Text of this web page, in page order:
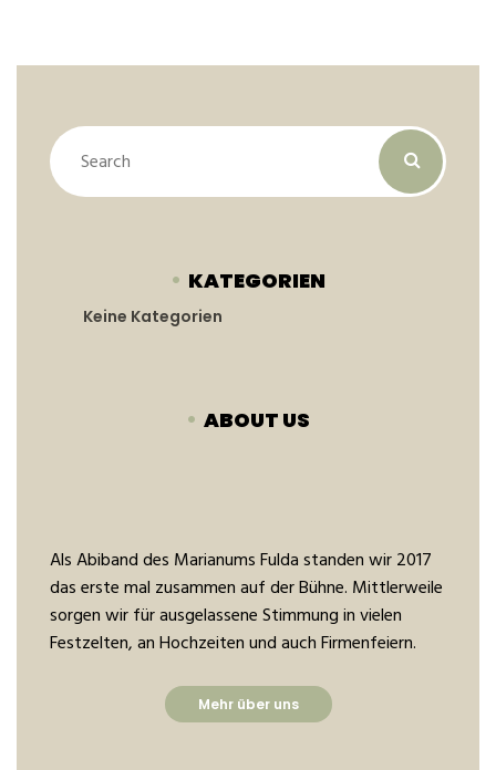
KATEGORIEN
Keine Kategorien
ABOUT US
Als Abiband des Marianums Fulda standen wir 2017
das erste mal zusammen auf der Bühne. Mittlerweile
sorgen wir für ausgelassene Stimmung in vielen
Festzelten, an Hochzeiten und auch Firmenfeiern.
Mehr über uns